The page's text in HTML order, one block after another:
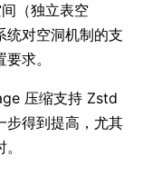
（独立表空
统对空洞机制的支
求。
压缩支持 Zstd
步得到提高，尤其